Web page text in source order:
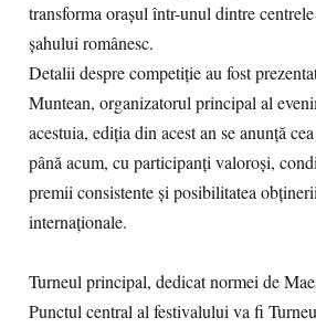
transforma orașul într-unul dintre
șahului românesc.
Detalii despre competiție au fost
Muntean, organizatorul principal al
acestuia, ediția din acest an se anunță
până acum, cu participanți valoroși,
premii consistente și posibilitatea
internaționale.
Turneul principal, dedicat normei de
Punctul central al festivalului va fi